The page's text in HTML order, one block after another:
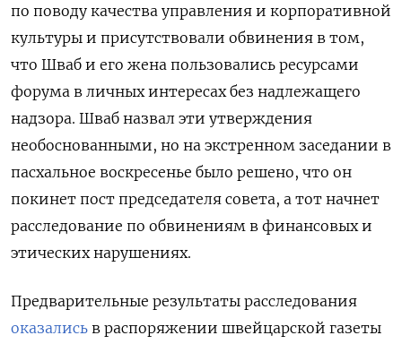
по поводу качества управления и корпоративной
культуры и присутствовали обвинения в том,
что Шваб и его жена пользовались ресурсами
форума в личных интересах без надлежащего
надзора. Шваб назвал эти утверждения
необоснованными, но на экстренном заседании в
пасхальное воскресенье было решено, что он
покинет пост председателя совета, а тот начнет
расследование по обвинениям в финансовых и
этических нарушениях.
Предварительные результаты расследования
оказались в распоряжении швейцарской газеты